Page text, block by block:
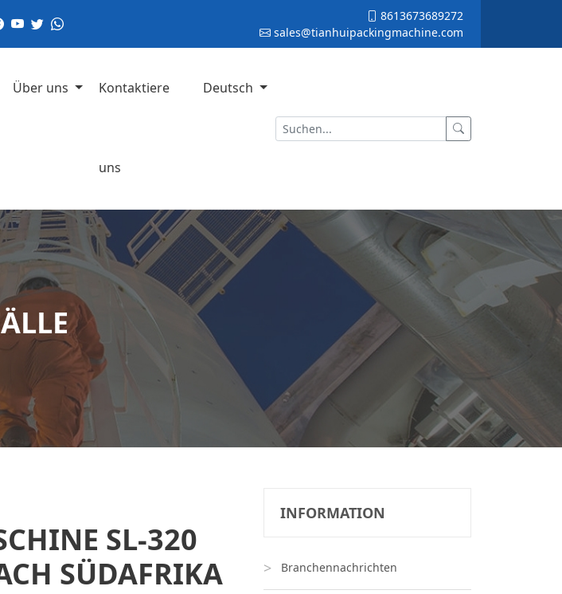
8613673689272
sales@tianhuipackingmachine.com
Über uns Kontaktiere
uns
Deutsch
SL-320
SÜDAFRIKA
INFORMATION
Branchennachrichten